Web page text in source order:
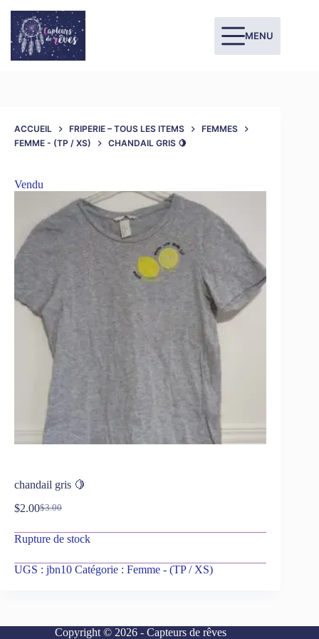
MENU
ACCUEIL FRIPERIE – TOUS LES ITEMS
FEMMES
FEMME - (TP / XS)
CHANDAIL GRIS 🍋
Vendu
chandail gris 🍋
$3.00
$2.00
Rupture de stock
UGS : jbn10 Catégorie : Femme - (TP / XS)
Copyright © 2026 - Capteurs de rêves